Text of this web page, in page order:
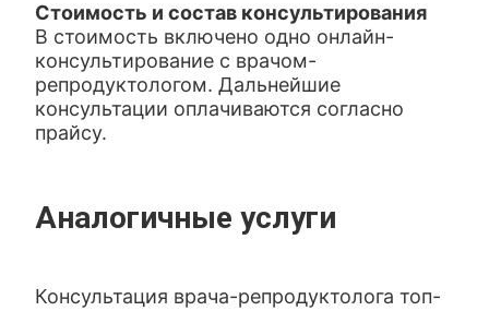
Стоимость и состав консультирования
В стоимость включено одно онлайн-
консультирование с врачом-
репродуктологом. Дальнейшие
консультации оплачиваются согласно
прайсу.
Аналогичные услуги
Консультация врача-репродуктолога топ-